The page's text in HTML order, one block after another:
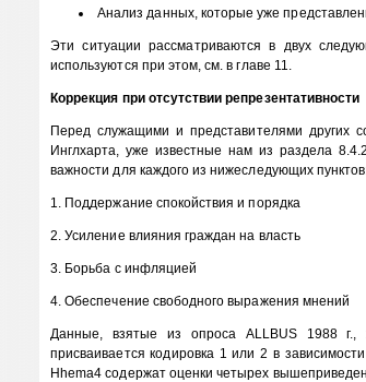
Анализ данных, которые уже
Эти ситуации рассматриваются в двух
используются при этом, см. в главе 11.
Коррекция при отсутствии репрезентативности
Перед служащими и представителями других
Инглхарта, уже известные нам из раздела
важности для каждого из нижеследующих
1. Поддержание спокойствия и порядка
2. Усиление влияния граждан на власть
3. Борьба с инфляцией
4. Обеспечение свободного выражения мнений
Данные, взятые из опроса ALLBUS 1988
присваивается кодировка 1 или 2 в
Hhema4 содержат оценки четырех